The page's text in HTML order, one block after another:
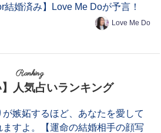
結婚済み】Love Me Doが予言！
Love Me Do
Ranking
】人気占いランキング
が嫉妬するほど、あなたを愛して
ますよ。【運命の結婚相手の顔写